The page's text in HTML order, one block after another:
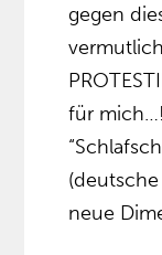
gegen
für
neue